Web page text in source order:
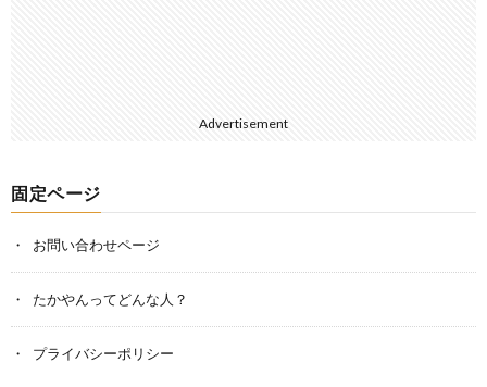
Advertisement
固定ページ
お問い合わせページ
たかやんってどんな人？
プライバシーポリシー